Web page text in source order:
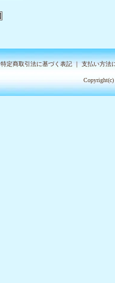
特定商取引法に基づく表記｜支払い方法